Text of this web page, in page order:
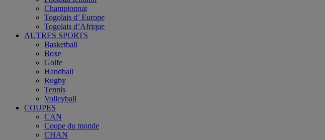
Championnat
Togolais d’ Europe
Togolais d’Afrique
AUTRES SPORTS
Basketball
Boxe
Golfe
Handball
Rugby
Tennis
Volleyball
COUPES
CAN
Coupe du monde
CHAN